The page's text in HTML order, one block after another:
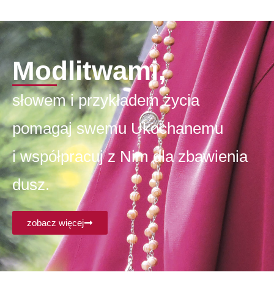
Modlitwami,
słowem i przykładem życia
pomagaj swemu Ukochanemu
i współpracuj z Nim dla zbawienia
dusz.
zobacz więcej